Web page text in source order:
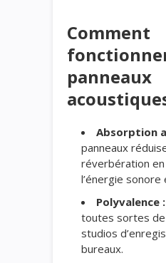
Comment
panneaux
Absorption
panneaux
réverbération
l’énergie sonore
Polyvalence :
toutes sortes de
studios
bureaux.